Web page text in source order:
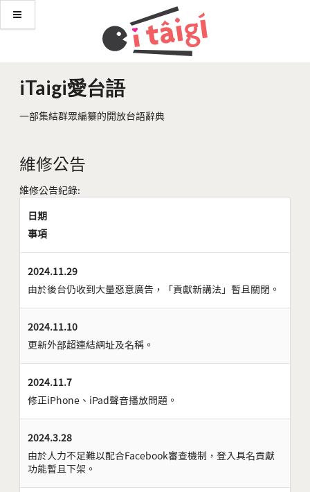
iTaigi愛台語
一部集結群眾編纂的開放台語辭典
維修公告
維修公告紀錄:
日期
事項
2024.11.29
由於後台仍收到大量惡意廣告，「貢獻新講法」暫且關閉。
2024.11.10
更新外部超連結網址及名稱。
2024.11.7
修正iPhone、iPad聲音播放問題。
2024.3.28
由於人力不足難以配合Facebook審查機制，登入具名貢獻
功能暫且下架。